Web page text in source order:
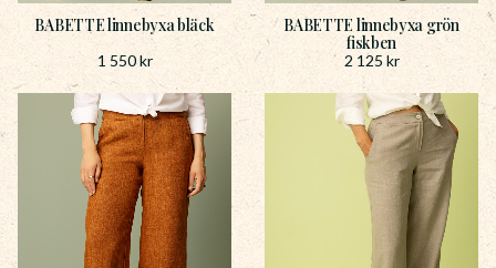
BABETTE linnebyxa bläck
1 550kr
BABETTE linnebyxa grön
fiskben
2 125 kr